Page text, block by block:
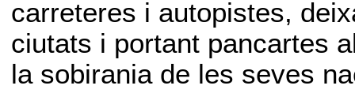
carreteres i autopistes,
ciutats i portant pancartes
la sobirania de les seves